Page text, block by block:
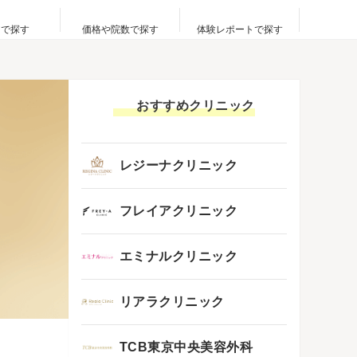
探す 価格や院数で探す 体験レポートで探す
おすすめクリニック
レジーナクリニック
フレイアクリニック
エミナルクリニック
リアラクリニック
TCB東京中央美容外科